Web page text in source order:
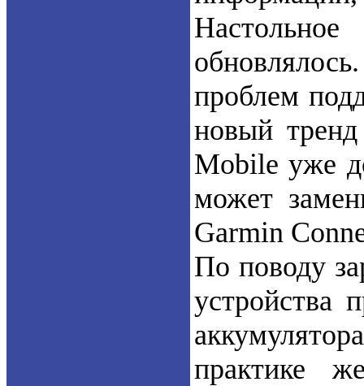
проблем
новый
Mobile уже
может
Garmin
По поводу
устройства
практике